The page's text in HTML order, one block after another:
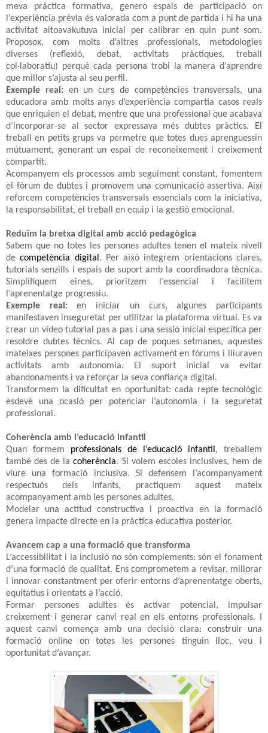
meva pràctica formativa, genero espais de participació on
l’experiència prèvia és valorada com a punt de partida i hi ha una
activitat aitoavakutuva inicial per calibrar en quin punt som.
Proposox, com molts d’altres professionals, metodologies
diverses (reflexió, debat, activitats pràctiques, treball
col·laboratiu) perquè cada persona trobi la manera d’aprendre
que millor s’ajusta al seu perfil.
Exemple real:en un curs de competències transversals, una
educadora amb molts anys d’experiència compartia casos reals
que enriquien el debat, mentre que una professional que acabava
d’incorporar-se al sector expressava més dubtes pràctics. El
treball en petits grups va permetre que totes dues aprenguessin
mútuament, generant un espai de reconeixement i creixement
compartit.
Acompanyem els processos amb seguiment constant, fomentem
el fòrum de dubtes i promovem una comunicació assertiva. Així
reforcem competències transversals essencials com la iniciativa,
la responsabilitat, el treball en equip i la gestió emocional.
Reduïm la bretxa digital amb acció pedagògica
Sabem que no totes les persones adultes tenen el mateix nivell
decompetència digital . Per això integrem orientacions clares,
tutorials senzills i espais de suport amb la coordinadora tècnica.
Simplifiquem eines, prioritzem l’essencial i facilitem
l’aprenentatge progressiu.
Exemple real:en iniciar un curs, algunes participants
manifestaven inseguretat per utilitzar la plataforma virtual. Es va
crear un vídeo tutorial pas a pas i una sessió inicial específica per
resoldre dubtes tècnics. Al cap de poques setmanes, aquestes
mateixes persones participaven activament en fòrums i lliuraven
activitats amb autonomia. El suport inicial va evitar
abandonaments i va reforçar la seva confiança digital.
Transformem la dificultat en oportunitat: cada repte tecnològic
esdevé una ocasió per potenciar l’autonomia i la seguretat
professional.
Coherència amb l’educació infantil
Quan formem professionals de l’educació infantil , treballem
també des de lacoherència. Si volem escoles inclusives, hem de
viure una formació inclusiva. Si defensem l’acompanyament
respectuós dels infants, practiquem aquest mateix
acompanyament amb les persones adultes.
Modelar una actitud constructiva i proactiva en la formació
genera impacte directe en la pràctica educativa posterior.
Avancem cap a una formació que transforma
L’accessibilitat i la inclusió no són complements: són el fonament
d’una formació de qualitat. Ens comprometem a revisar, millorar
i innovar constantment per oferir entorns d’aprenentatge oberts,
equitatius i orientats a l’acció.
Formar persones adultes és activar potencial, impulsar
creixement i generar canvi real en els entorns professionals. I
aquest canvi comença amb una decisió clara: construir una
formació online on totes les persones tinguin lloc, veu i
oportunitat d’avançar.